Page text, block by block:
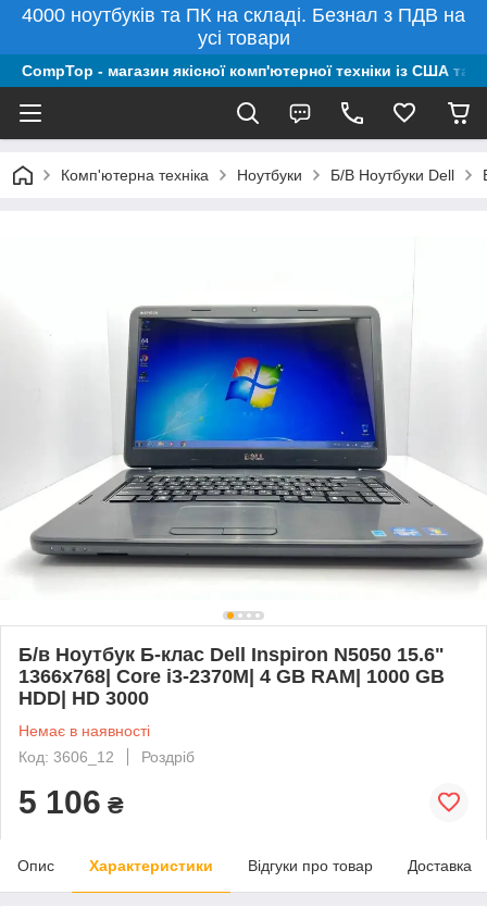
4000 ноутбуків та ПК на складі. Безнал з ПДВ на
усі товари
CompTop - магазин якісної комп'ютерної техніки із США та
Комп'ютерна техніка Ноутбуки Б/В Ноутбуки Dell
Б/в Ноутбук Б-клас Dell Inspiron N5050 15.6"
1366x768| Core i3-2370M| 4 GB RAM| 1000 GB
HDD| HD 3000
Немає в наявності
Код: 3606_12
Роздріб
5 106 ₴
Опис Характеристики Відгуки про товар Доставка